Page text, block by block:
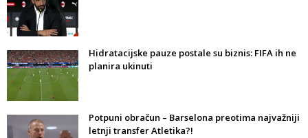
Hidratacijske pauze postale su biznis: FIFA ih ne
planira ukinuti
Potpuni obračun – Barselona preotima najvažniji
letnji transfer Atletika?!